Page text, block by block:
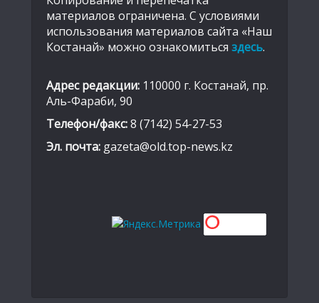
материалов ограничена. С условиями
использования материалов сайта «Наш
Костанай» можно ознакомиться здесь.
Адрес редакции: 110000 г. Костанай, пр.
Аль-Фараби, 90
Телефон/факс:8 (7142) 54-27-53
Эл. почта: gazeta@old.top-news.kz